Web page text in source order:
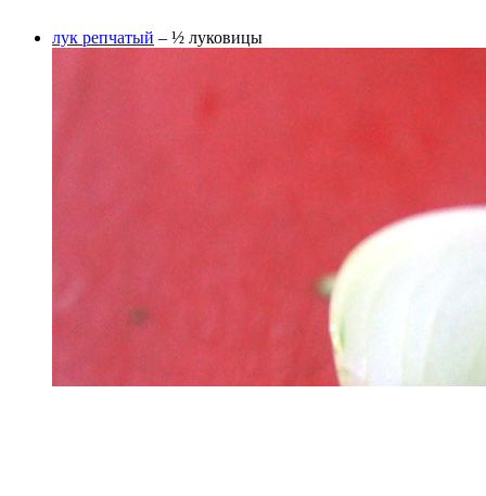
лук репчатый – ½ луковицы